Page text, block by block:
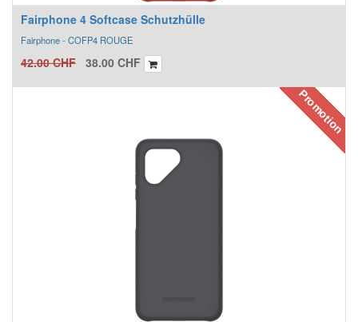
Fairphone 4 Softcase Schutzhülle
Fairphone - COFP4 ROUGE
42.00CHF 38.00 CHF
Promotion